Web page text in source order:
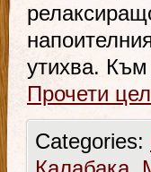
утихва.
Прочети
Categories: